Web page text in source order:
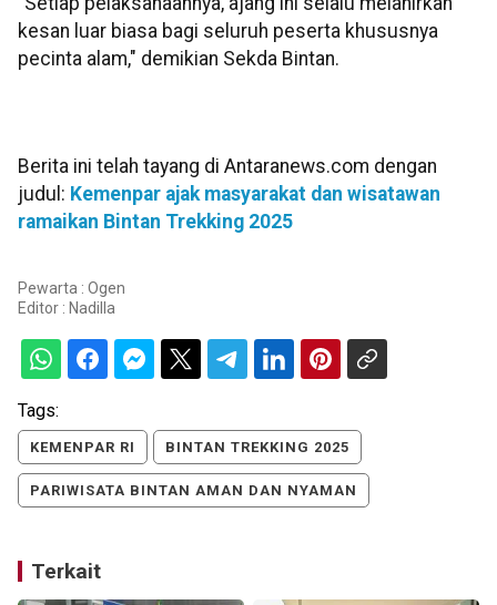
kesan luar biasa bagi seluruh peserta khususnya
pecinta alam," demikian Sekda Bintan.
Berita ini telah tayang di Antaranews.com dengan
judul: Kemenpar ajak masyarakat dan wisatawan
ramaikan Bintan Trekking 2025
Pewarta : Ogen
Editor : Nadilla
Tags:
KEMENPAR RI BINTAN TREKKING 2025
PARIWISATA BINTAN AMAN DAN NYAMAN
Terkait